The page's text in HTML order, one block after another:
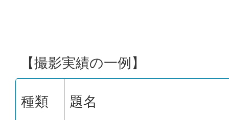
【撮影実績の一例】
種類 題名